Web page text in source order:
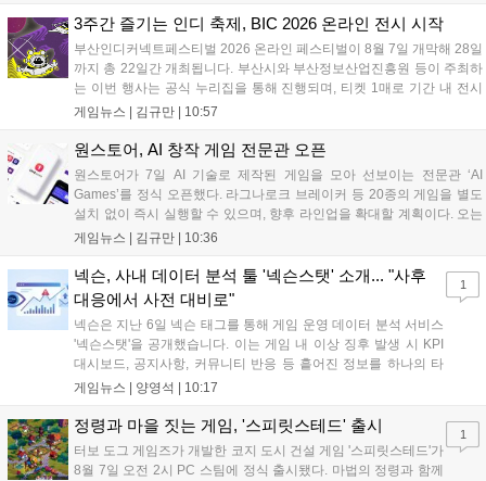
들어왔다. 서비스 중인...
3주간 즐기는 인디 축제, BIC 2026 온라인 전시 시작
부산인디커넥트페스티벌 2026 온라인 페스티벌이 8월 7일 개막해 28일
까지 총 22일간 개최됩니다. 부산시와 부산정보산업진흥원 등이 주최하
는 이번 행사는 공식 누리집을 통해 진행되며, 티켓 1매로 기간 내 전시
작을 제한 없이 체험할 수 있습니다. 일반 및 루키 부문 등 다양한 인디게
세계 누구나 참여 가능한 이번 행사는 역대 최대 규모로 열려 인디게임
생태계 확장에 기여할 전망입니다....
게임뉴스 | 김규만 10:57
원스토어, AI 창작 게임 전문관 오픈
원스토어가 7일 AI 기술로 제작된 게임을 모아 선보이는 전문관 ‘AI
Games’를 정식 오픈했다. 라그나로크 브레이커 등 20종의 게임을 별도
설치 없이 즉시 실행할 수 있으며, 향후 라인업을 확대할 계획이다. 오는
11일부터는 게임 실행 시 할인 쿠폰을 지급하는 오픈 기념 이벤트도 진
있는 환경을 조성해 창작자와 이용자 모두에게 새로운 경험을 제공할 것
으로 기대된다....
게임뉴스 | 김규만 10:36
넥슨, 사내 데이터 분석 툴 '넥슨스탯' 소개... "사후
대응에서 사전 대비로"
넥슨은 지난 6일 넥슨 태그를 통해 게임 운영 데이터 분석 서비스
'넥슨스탯'을 공개했습니다. 이는 게임 내 이상 징후 발생 시 KPI
대시보드, 공지사항, 커뮤니티 반응 등 흩어진 정보를 하나의 타
임라인에 연결해 원인을 빠르게 파악하도록 돕는 관제 허브입니
중심의 운영 방식을 사전 대비 체계로 전환하며 데이터 기반의 효
율적인 의사결정을 지원하고 있습니다....
게임뉴스 | 양영석 10:17
1
정령과 마을 짓는 게임, '스피릿스테드' 출시
터보 도그 게임즈가 개발한 코지 도시 건설 게임 '스피릿스테드'가
8월 7일 오전 2시 PC 스팀에 정식 출시됐다. 마법의 정령과 함께
1